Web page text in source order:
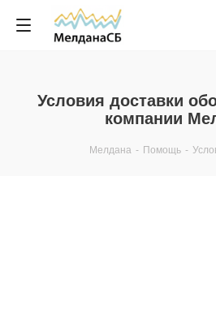
Условия доставки
компании
Мелдана - Помощь -